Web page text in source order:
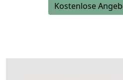
Kostenlose